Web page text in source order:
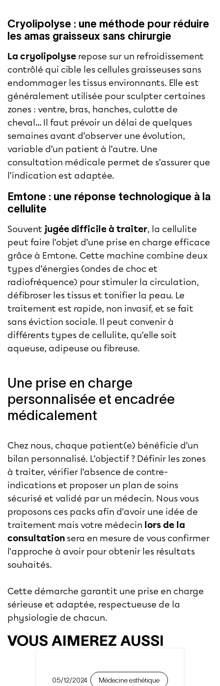
VOUS AIMEREZ AUSSI
05/12/2024 Médecine esthétique
Cryolipolyse : une méthode pour réduire
les amas graisseux sans chirurgie
La cryolipolyse repose sur un refroidissement
contrôlé qui cible les cellules graisseuses sans
endommager les tissus environnants. Elle est
généralement utilisée pour sculpter certaines
zones : ventre, bras, hanches, culotte de
cheval … Il faut prévoir un délai de quelques
semaines avant d’observer une évolution,
variable d’un patient à l’autre. Une
consultation médicale permet de s’assurer que
l’indication est adaptée.
Emtone : une réponse technologique à la
cellulite
Souvent jugée difficile à traiter, la cellulite
peut faire l’objet d’une prise en charge efficace
grâce à Emtone. Cette machine combine deux
types d’énergies (ondes de choc et
radiofréquence) pour stimuler la circulation,
défibroser les tissus et tonifier la peau. Le
traitement est rapide, non invasif, et se fait
sans éviction sociale. Il peut convenir à
différents types de cellulite, qu’elle soit
aqueuse, adipeuse ou fibreuse.
Une prise en charge
personnalisée et encadrée
médicalement
Chez nous, chaque patient(e) bénéficie d’un
bilan personnalisé. L’objectif ? Définir les zones
à traiter, vérifier l’absence de contre-
indications et proposer un plan de soins
sécurisé et validé par un médecin. Nous vous
proposons ces packs afin d'avoir une idée de
traitement mais votre médecin lors de la
consultation sera en mesure de vous confirmer
l'approche à avoir pour obtenir les résultats
souhaités.
Cette démarche garantit une prise en charge
sérieuse et adaptée, respectueuse de la
physiologie de chacun.